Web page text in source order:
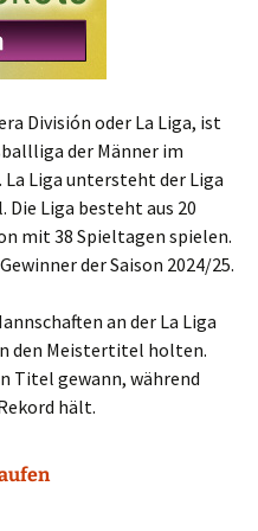
División oder La Liga, ist
der Männer im
Liga untersteht der Liga
Liga besteht aus 20
mit 38 Spieltagen spielen.
der Saison 2024/25.
an der La Liga
den Meistertitel holten.
Titel gewann, während
hält.